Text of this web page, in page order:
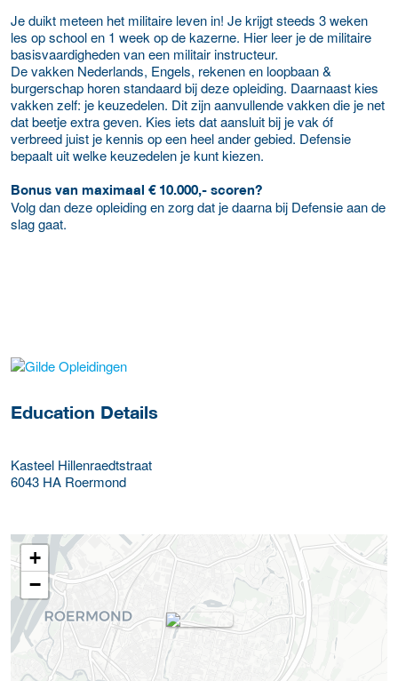
Je duikt meteen het militaire leven in! Je krijgt steeds 3 weken
les op school en 1 week op de kazerne. Hier leer je de militaire
basisvaardigheden van een militair instructeur.
De vakken Nederlands, Engels, rekenen en loopbaan &
burgerschap horen standaard bij deze opleiding. Daarnaast kies
vakken zelf: je keuzedelen. Dit zijn aanvullende vakken die je net
dat beetje extra geven. Kies iets dat aansluit bij je vak óf
verbreed juist je kennis op een heel ander gebied. Defensie
bepaalt uit welke keuzedelen je kunt kiezen.
Bonus van maximaal € 10.000,- scoren?
Volg dan deze opleiding en zorg dat je daarna bij Defensie aan de
slag gaat.
about this provider
Education Details
Kasteel Hillenraedtstraat
6043 HA Roermond
+
−